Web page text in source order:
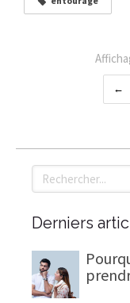
Rechercher
Derniers